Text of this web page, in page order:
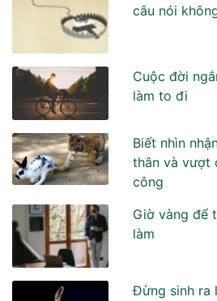
câu nói
Cuộc đời
làm to đi
Biết nhìn
thân và vượt
công
Giờ vàng để
làm
Đừng sinh ra